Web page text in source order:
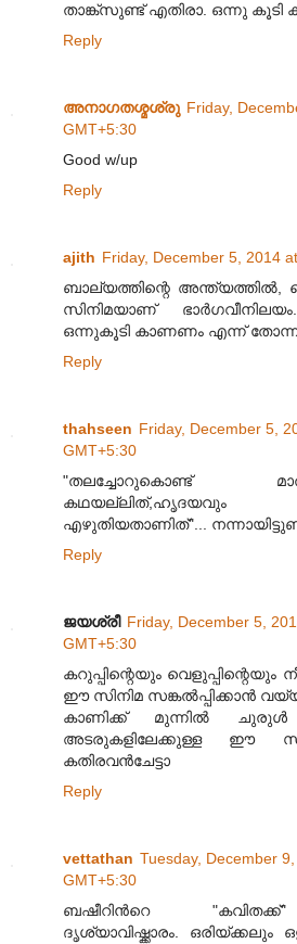
താങ്ക്‌സുണ്ട് എതിരാ. ഒന്നു കൂടി
Reply
അനാഗതശ്മശ്രു Friday,
GMT+5:30
Good w/up
Reply
ajith Friday, December 5, 2014
ബാല്യത്തിന്റെ അന്ത്യത്തില്‍,
സിനിമയാണ്
ഒന്നുകൂടി കാണണം എന്ന്
Reply
thahseen Friday, December 5,
GMT+5:30
"തലച്ചോറുകൊണ്ട്
എഴുതിയതാണിത്"... നന്നായിട്ടുണ്ട്
Reply
ജയശ്രീ Friday, December 5,
GMT+5:30
കറുപ്പിന്റെയും
ഈ സിനിമ സങ്കൽ‌പ്പിക്കാൻ
കാണിക്ക് മുന്നിൽ
അടരുകളിലേക്കുള്ള ഈ
കതിരവൻ‌ചേട്ടാ
Reply
vettathan Tuesday, December
GMT+5:30
ബഷീറിന്‍റെ
ദൃശ്യാവിഷ്ക്കാരം. ഒരിയ്ക്കലും